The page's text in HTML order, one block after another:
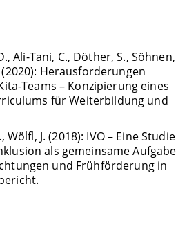
Ali-Tani, C., Döther, S., Söhnen,
Herausforderungen
Teams – Konzipierung eines
für Weiterbildung und
J. (2018): IVO – Eine Studie
als gemeinsame Aufgabe
und Frühförderung in